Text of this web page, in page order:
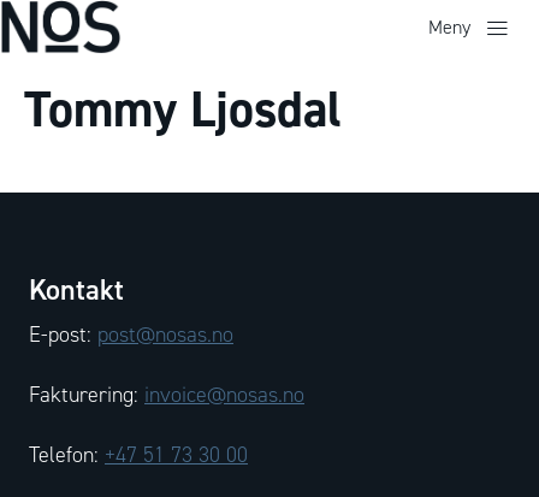
Meny
Tommy Ljosdal
Kontakt
E-post: post@nosas.no
Fakturering: invoice@nosas.no
Telefon: +47 51 73 30 00